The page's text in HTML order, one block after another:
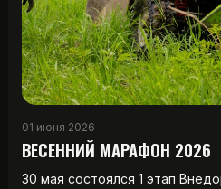
01 июня 2026
ВЕСЕННИЙ МАРАФОН 2026
30 мая состоялся 1 этап